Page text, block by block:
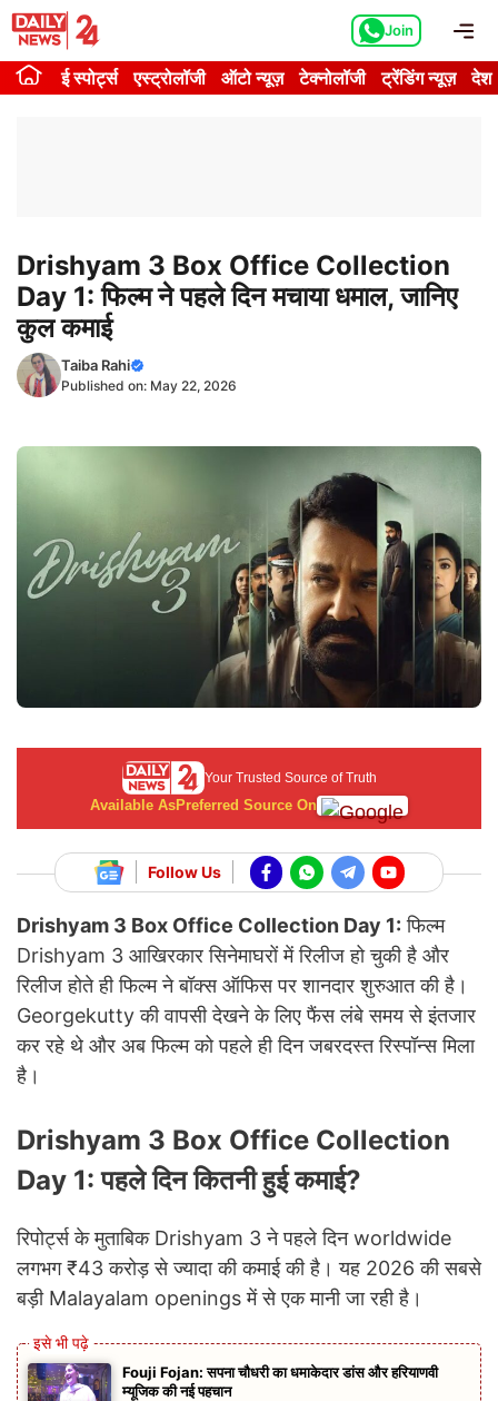
Skip
content
Join
ई स्पोर्ट्स एस्ट्रोलॉजी ऑटो न्यूज़ टेक्नोलॉजी ट्रेंडिंग न्यूज़ देश
Drishyam 3 Box Office Collection
Day 1: फिल्म ने पहले दिन मचाया धमाल, जानिए
कुल कमाई
Taiba Rahi
Published on: May 22, 2026
Your Trusted Source of Truth
Available AsPreferred Source On
Follow Us
Drishyam 3 Box Office Collection Day 1: फिल्म
Drishyam 3 आखिरकार सिनेमाघरों में रिलीज हो चुकी है और
रिलीज होते ही फिल्म ने बॉक्स ऑफिस पर शानदार शुरुआत की है।
Georgekutty की वापसी देखने के लिए फैंस लंबे समय से इंतजार
कर रहे थे और अब फिल्म को पहले ही दिन जबरदस्त रिस्पॉन्स मिला
है।
Drishyam 3 Box Office Collection
Day 1: पहले दिन कितनी हुई कमाई?
रिपोर्ट्स के मुताबिक Drishyam 3 ने पहले दिन worldwide
लगभग ₹43 करोड़ से ज्यादा की कमाई की है। यह 2026 की सबसे
बड़ी Malayalam openings में से एक मानी जा रही है।
Fouji Fojan: सपना चौधरी का धमाकेदार डांस और हरियाणवी
म्यूजिक की नई पहचान